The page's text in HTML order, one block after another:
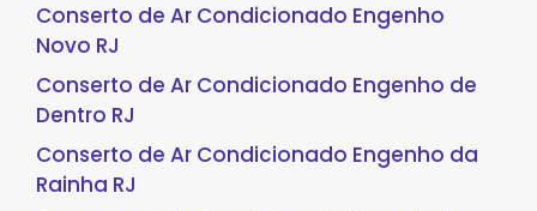
Conserto de Ar Condicionado Engenho
Novo RJ
Conserto de Ar Condicionado Engenho de
Dentro RJ
Conserto de Ar Condicionado Engenho da
Rainha RJ